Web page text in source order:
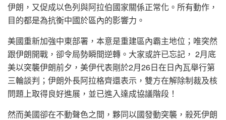
伊朗，又促成以色列與阿拉伯國家關係正常化。所有動作，
目的都是為抗衡中國於區內的影響力。
美國重新加強中東部署，本意是重建區內霸主地位；唯突然
跟伊朗開戰，卻令局勢瞬間逆轉。大家或許已忘記， 2月底
美以突襲伊朗前夕，美伊代表剛於2月26日在日內瓦舉行第
三輪談判；伊朗外長阿拉格齊還表示，雙方在解除制裁及核
問題上取得良好進展，並已進入達成協議階段！
然而美國卻在不動聲色之間，夥同以國發動突襲，殺死伊朗